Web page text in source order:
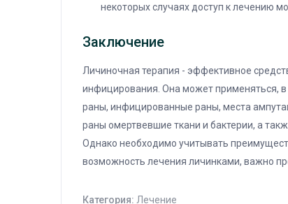
некоторых случаях доступ к лечению
Заключение
Личиночная терапия - эффективное
инфицирования. Она может применяться, в
раны, инфицированные раны, места
раны омертвевшие ткани и бактерии, а
Однако необходимо учитывать
возможность лечения личинками, важно
Категория: Лечение